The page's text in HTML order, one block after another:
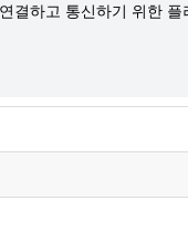
결하고 통신하기 위한 플